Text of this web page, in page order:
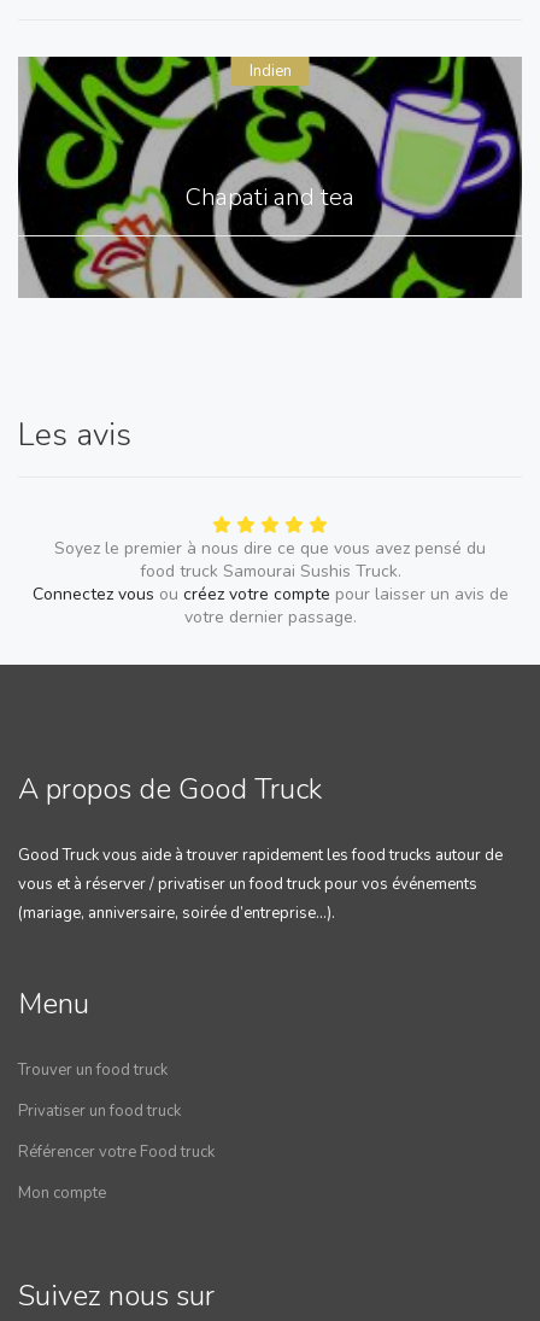
Chapati and tea
Indien
Les avis
Soyez le premier à nous dire ce que vous avez pensé du
food truck Samourai Sushis Truck.
Connectez vous ou créez votre compte pour laisser un avis de
votre dernier passage.
A propos de Good Truck
Good Truck vous aide à trouver rapidement les food trucks autour de
vous et à réserver / privatiser un food truck pour vos événements
(mariage, anniversaire, soirée d’entreprise…).
Menu
Trouver un food truck
Privatiser un food truck
Référencer votre Food truck
Mon compte
Suivez nous sur